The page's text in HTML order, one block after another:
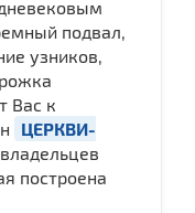
подвал,
узников,
Вас к
ЦЕРКВИ-
построена